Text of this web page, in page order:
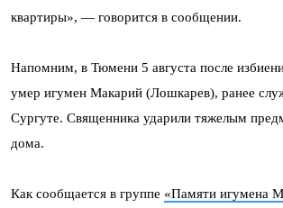
квартиры», — говорится в сообщении.
Напомним, в Тюмени 5 августа после
умер игумен Макарий (Лошкарев), ранее
Сургуте. Священника ударили тяжелым
дома.
Как сообщается в группе «Памяти игумена